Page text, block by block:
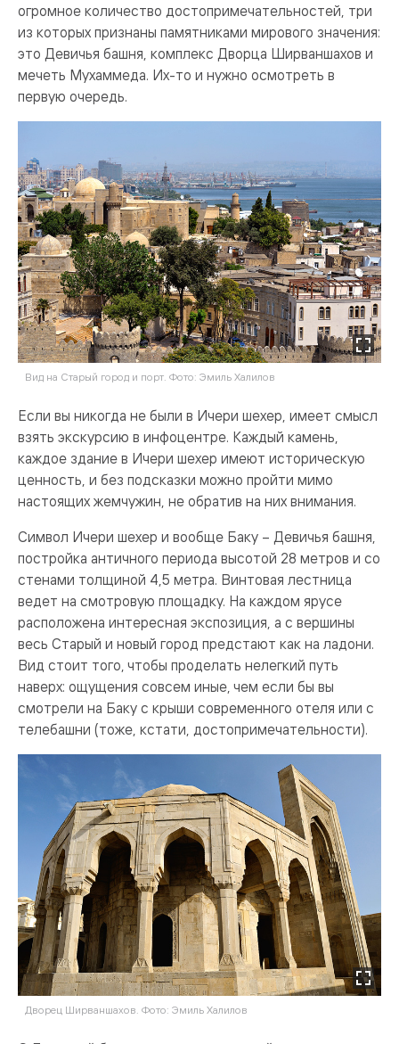
огромное количество достопримечательностей, три
из которых признаны памятниками мирового значения:
это Девичья башня, комплекс Дворца Ширваншахов и
мечеть Мухаммеда. Их-то и нужно осмотреть в
первую очередь.
Вид на Старый город и порт. Фото: Эмиль Халилов
Если вы никогда не были в Ичери шехер, имеет смысл
взять экскурсию в инфоцентре. Каждый камень,
каждое здание в Ичери шехер имеют историческую
ценность, и без подсказки можно пройти мимо
настоящих жемчужин, не обратив на них внимания.
Символ Ичери шехер и вообще Баку – Девичья башня,
постройка античного периода высотой 28 метров и со
стенами толщиной 4,5 метра. Винтовая лестница
ведет на смотровую площадку. На каждом ярусе
расположена интересная экспозиция, а с вершины
весь Старый и новый город предстают как на ладони.
Вид стоит того, чтобы проделать нелегкий путь
наверх: ощущения совсем иные, чем если бы вы
смотрели на Баку с крыши современного отеля или с
телебашни (тоже, кстати, достопримечательности).
Дворец Ширваншахов. Фото: Эмиль Халилов